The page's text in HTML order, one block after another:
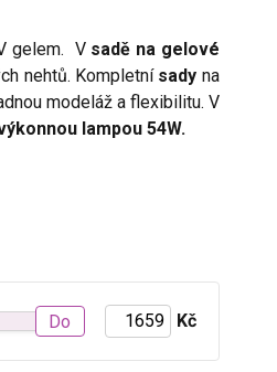
gelem. V sadě na gelové
nehtů. Kompletní sady na
modeláž a flexibilitu. V
lampou 54W.
Do Kč